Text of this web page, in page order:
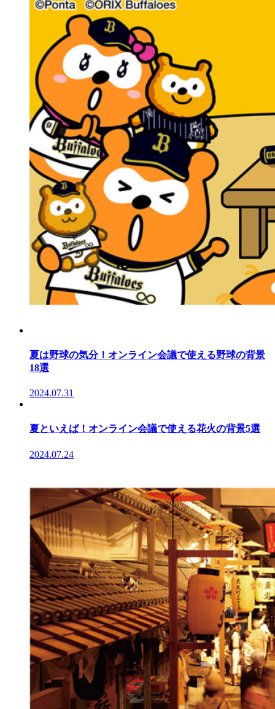
夏は野球の気分！オンライン会議で使える野球の背景
18選
2024.07.31
夏といえば！オンライン会議で使える花火の背景5選
2024.07.24